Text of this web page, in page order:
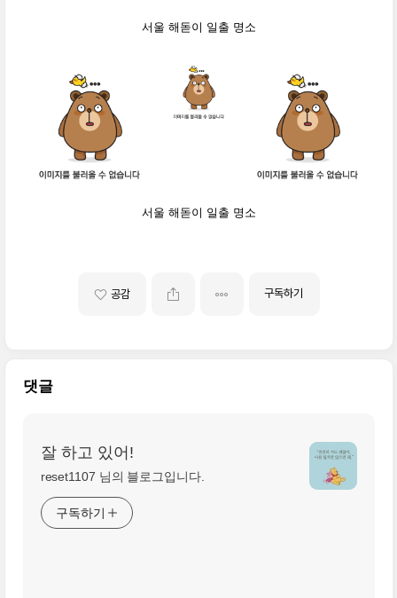
서울 해돋이 일출 명소
서울 해돋이 일출 명소
공감 구독하기
댓글
잘 하고 있어!
reset1107 님의 블로그입니다.
구독하기